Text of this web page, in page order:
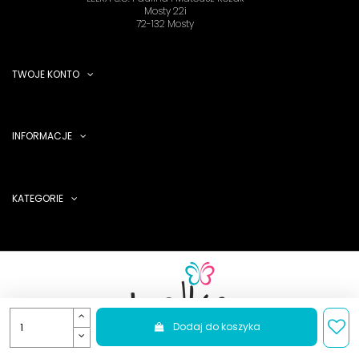
Dodaj do koszyka
Mosty 22i
72-132 Mosty
TWOJE KONTO
INFORMACJE
KATEGORIE
LELKA S.C. 2025 - sklep z butami tanecznymi